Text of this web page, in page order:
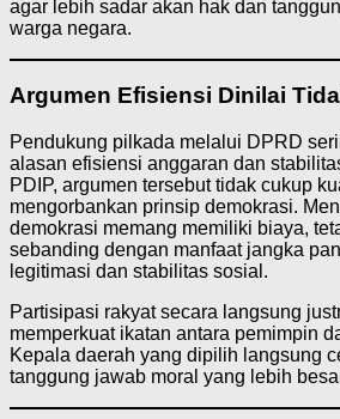
agar lebih sadar akan hak dan
warga negara.
Argumen Efisiensi Dinilai
Pendukung pilkada melalui DPRD
alasan efisiensi anggaran dan
PDIP, argumen tersebut tidak cukup
mengorbankan prinsip demokrasi.
demokrasi memang memiliki biaya,
sebanding dengan manfaat jangka
legitimasi dan stabilitas sosial.
Partisipasi rakyat secara langsung
memperkuat ikatan antara pemimpin
Kepala daerah yang dipilih langsung
tanggung jawab moral yang lebih